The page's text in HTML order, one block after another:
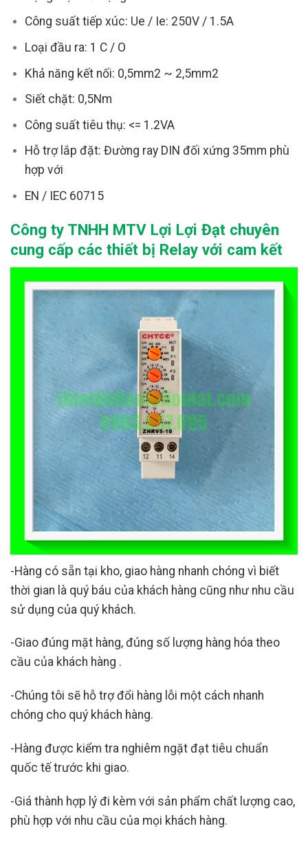
Công suất tiếp xúc: Ue / Ie: 250V / 1.5A
Loại đầu ra: 1 C / O
Khả năng kết nối: 0,5mm2 ~ 2,5mm2
Siết chặt: 0,5Nm
Công suất tiêu thụ: <= 1.2VA
Hỗ trợ lắp đặt: Đường ray DIN đối xứng 35mm phù
hợp với
EN / IEC 60715
Công ty TNHH MTV Lợi Lợi Đạt chuyên
cung cấp các thiết bị Relay với cam kết
-Hàng có sẵn tại kho, giao hàng nhanh chóng vì biết
thời gian là quý báu của khách hàng cũng như nhu cầu
sử dụng của quý khách.
-Giao đúng mặt hàng, đúng số lượng hàng hóa theo
cầu của khách hàng .
-Chúng tôi sẽ hỗ trợ đổi hàng lỗi một cách nhanh
chóng cho quý khách hàng.
-Hàng được kiểm tra nghiêm ngặt đạt tiêu chuẩn
quốc tế trước khi giao.
-Giá thành hợp lý đi kèm với sản phẩm chất lượng cao,
phù hợp với nhu cầu của mọi khách hàng.